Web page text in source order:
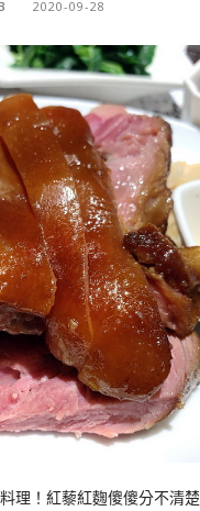
2020-09-28
理！紅藜紅麴傻傻分不清